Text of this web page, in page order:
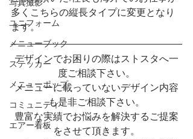
写真撮影
ユニフォーム
メニューブック
ステッカー
メニューポップ
コミュニティ
エアー看板
多くこちらの縦長タイプに変更となり
ます。
デザインでお困りの際はストスタへ一
度ご相談下さい。
メニューに載っていないデザイン内容
も是非ご相談下さい。
豊富な実績でお悩みを解決するご提案
をさせて頂きます。